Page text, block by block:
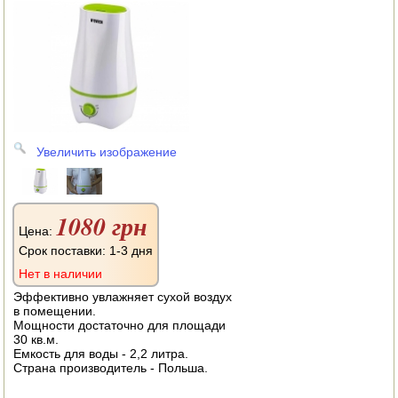
АВТОКЛАВЫ
ДЛЯ ОГОРОДА
НАВЕСНОЕ ДЛЯ МОТОБЛОКОВ
СЕПАРАТОРЫ И МАСЛОБОЙКИ
СЫРОВАРНИ
ШИНКОВКИ
ДЛЯ ДОМА И САДА
ОБОГРЕВАТЕЛИ
ДРОВОКОЛЫ
ГАЗОВЫЕ БАЛЛОНЫ
НАСТОЛЬНЫЕ ПЛИТЫ
Увеличить изображение
Цена: 1080 грн
Срок поставки: 1-3 дня
Нет в наличии
Эффективно увлажняет сухой воздух
в помещении.
Мощности достаточно для площади
30 кв.м.
Емкость для воды - 2,2 литра.
Страна производитель - Польша.